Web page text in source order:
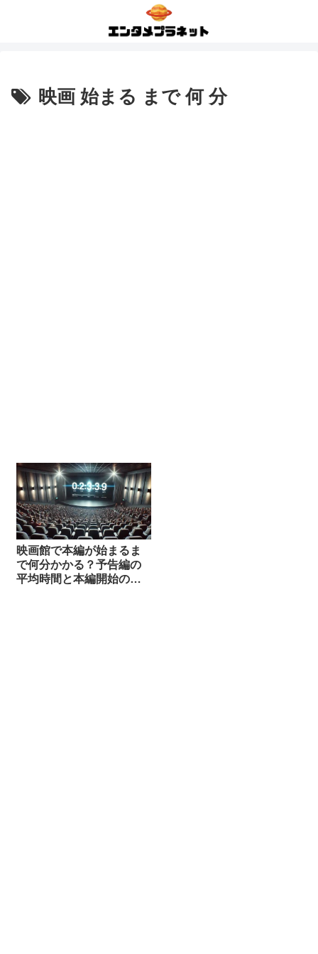
映画 始まる まで 何 分
映画館で本編が始まるま
で何分かかる？予告編の
平均時間と本編開始の目